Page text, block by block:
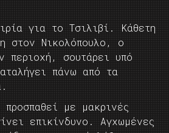
για το Τσιλιβί. Κάθετη
στον Νικολόπουλο, ο
περιοχή, σουτάρει υπό
πάνω από τα
προσπαθεί με μακρινές
επικίνδυνο. Αγχωμένες